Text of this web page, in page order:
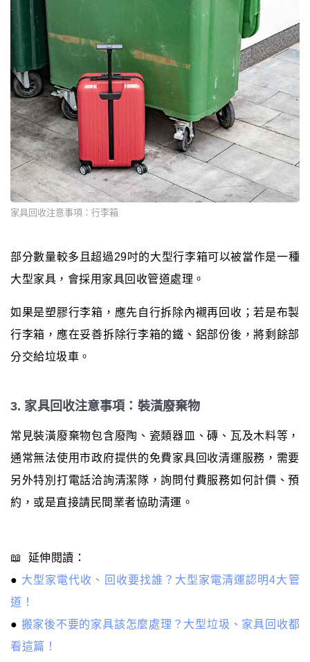
家具回收注意事項：行李箱
部分數量較多且超過29吋的大型行李箱可以被當作是一種
大型家具，會採用家具回收管道處理。
如果是塑膠行李箱，應先自行拆除內襯再回收；若是布製
行李箱，應在妥善拆除行李箱的鐵、鋁部份後，將剩餘部
分交給垃圾車。
3. 家具回收注意事項：裝潢廢棄物
常見裝潢廢棄物包含廢陶、瓷類器皿、磚、瓦及木料等，
通常無法使用市政府提供的免費家具回收清運服務，需要
另外特別打電話洽詢清潔隊，詢問付費服務如何計價、預
約，或是直接請民間業者協助清運。
📖 延伸閱讀：
● 大型家電代收、回收要找誰？大型家電清運認明4大管
道！
● 搬家後不要的家具該怎麼處理？大型垃圾、家具回收都
看這篇！